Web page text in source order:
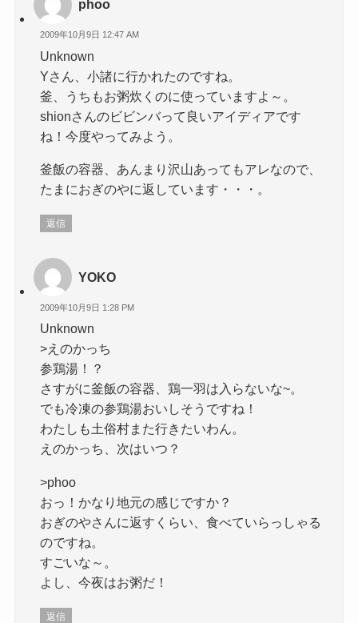
phoo
2009年10月9日 12:47 AM
Unknown
Yさん、小諸に行かれたのですね。
釜、うちもお粥炊くのに使っていますよ～。
shionさんのビビンバって良いアイディアです
ね！今度やってみよう。
釜飯の容器、あんまり沢山あってもアレなので、
たまにおぎのやに返しています・・・。
返信
YOKO
2009年10月9日 1:28 PM
Unknown
>えのかっち
参鶏湯！？
さすがに釜飯の容器、鶏一羽は入らないな~。
でも冷凍の参鶏湯おいしそうですね！
わたしも土俗村また行きたいわん。
えのかっち、次はいつ？
>phoo
おっ！かなり地元の感じですか？
おぎのやさんに返すくらい、食べていらっしゃる
のですね。
すごいな～。
よし、今夜はお粥だ！
返信